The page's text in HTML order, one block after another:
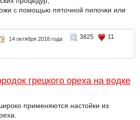
с помощью пяточной пилочки или
14 октября 2018 года 3825
11
грецкого ореха на водке
применяются настойки из